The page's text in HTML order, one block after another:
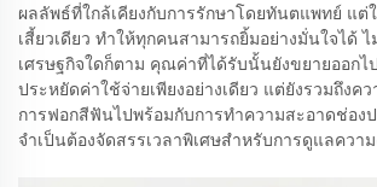
ผลลัพธ์ที่ใกล้เคียงกับการรักษาโดยทันตแพทย์ แต่
เสี้ยวเดียว ทำให้ทุกคนสามารถยิ้มอย่างมั่นใจได้
เศรษฐกิจใดก็ตาม คุณค่าที่ได้รับนั้นยังขยายออกไ
ประหยัดค่าใช้จ่ายเพียงอย่างเดียว แต่ยังรวมถึงค
การฟอกสีฟันไปพร้อมกับการทำความสะอาดช่อง
จำเป็นต้องจัดสรรเวลาพิเศษสำหรับการดูแลควา